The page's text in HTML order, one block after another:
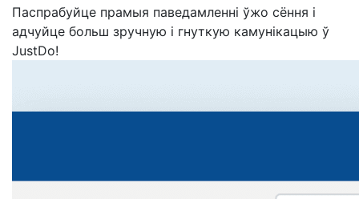
Паспрабуйце прамыя паведамленні ўжо сёння і
адчуйце больш зручную і гнуткую камунікацыю ў
JustDo!